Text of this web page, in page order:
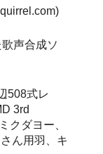
声合成ソ
508式レ
3rd
クダヨー、
ん用羽、キ